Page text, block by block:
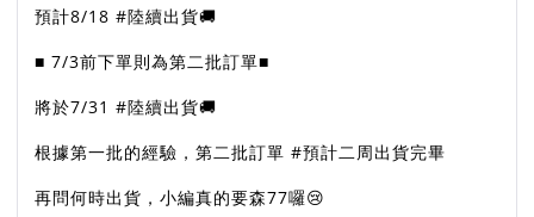
預計8/18 #陸續出貨🚚
■ 7/3前下單則為第二批訂單■
將於7/31 #陸續出貨🚚
根據第一批的經驗，第二批訂單 #預計二周出貨完畢
再問何時出貨，小編真的要森77囉😢